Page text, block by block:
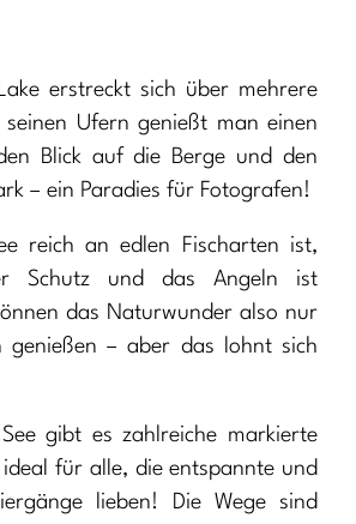
erstreckt sich über mehrere
seinen Ufern genießt man einen
Blick auf die Berge und den
– ein Paradies für Fotografen!
reich an edlen Fischarten ist,
Schutz und das Angeln ist
das Naturwunder also nur
genießen – aber das lohnt sich
gibt es zahlreiche markierte
ideal für alle, die entspannte und
lieben! Die Wege sind